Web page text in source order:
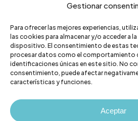
Gestionar
Para ofrecer las mejores experiencias,
las cookies para almacenar y/o acceder a
dispositivo. El consentimiento de estas
procesar datos como el comportamiento
identificaciones únicas en este sitio. No
consentimiento, puede afectar
características y funciones.
Aceptar
GUÍA DE COMPRA
Preguntas frecuentes
Paga a plazos con Klarna
Paga a plazos con
scalapay
+